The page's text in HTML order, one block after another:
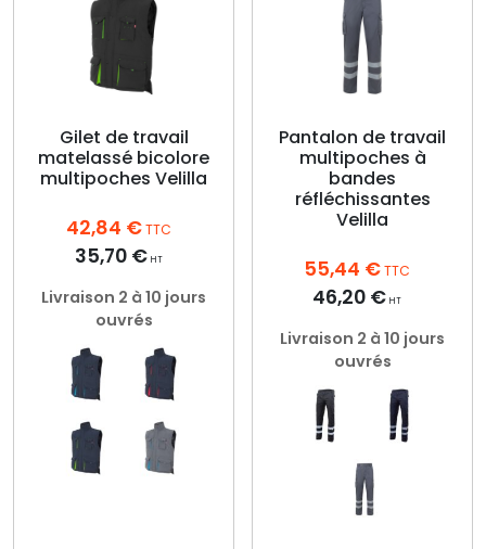
Gilet de travail
matelassé bicolore
multipoches Velilla
42,84 € TTC
35,70 € HT
Livraison 2 à 10 jours
ouvrés
Pantalon de travail
multipoches à
bandes
réfléchissantes
Velilla
55,44 €TTC
46,20 € HT
Livraison 2 à 10 jours
ouvrés